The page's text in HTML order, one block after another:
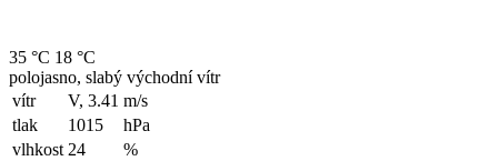
35 °C 18 °C
polojasno, slabý východní vítr
vítr
V, 3.41 m/s
tlak
1015
hPa
vlhkost 24
%